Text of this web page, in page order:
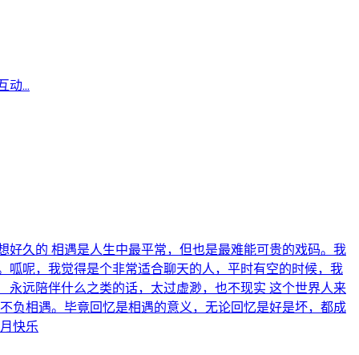
动...
久的 相遇是人生中最平常，但也是最难能可贵的戏码。我
呢，我觉得是个非常适合聊天的人，平时有空的时候，我
远陪伴什么之类的话，太过虚渺，也不现实 这个世界人来
负相遇。毕竟回忆是相遇的意义，无论回忆是好是坏，都成
快乐